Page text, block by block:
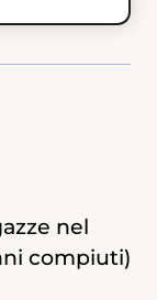
nel
compiuti)